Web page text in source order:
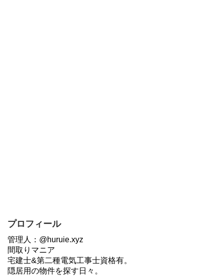
プロフィール
管理人：@huruie.xyz
間取りマニア
宅建士&第二種電気工事士資格有。
隠居用の物件を探す日々。